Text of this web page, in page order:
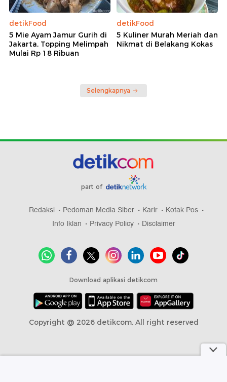
detikFood
5 Mie Ayam Jamur Gurih di
Jakarta, Topping Melimpah
Mulai Rp 18 Ribuan
detikFood
5 Kuliner Murah Meriah dan
Nikmat di Belakang Kokas
Selengkapnya
part of
Redaksi Pedoman Media Siber Karir
Kotak Pos
Info Iklan
Privacy Policy Disclaimer
Download aplikasi detikcom
Copyright @ 2026 detikcom, All right reserved